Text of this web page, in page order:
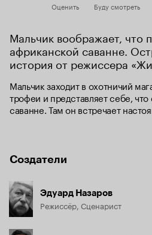
Оценить Буду смотреть
Мальчик воображает, что
африканской саванне.
история от режиссера
Мальчик заходит в охотничий
трофеи и представляет себе,
саванне. Там он встречает
Создатели
Эдуард Назаров
Режиссёр, Сценарист